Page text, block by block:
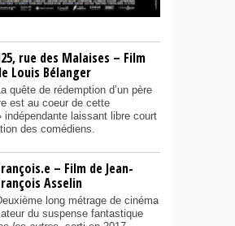
rue des Malaises – Film
Louis Bélanger
quête de rédemption d’un père
est au coeur de cette
indépendante laissant libre court
des comédiens.
– Film de Jean-
Asselin
long métrage de cinéma
du suspense fantastique